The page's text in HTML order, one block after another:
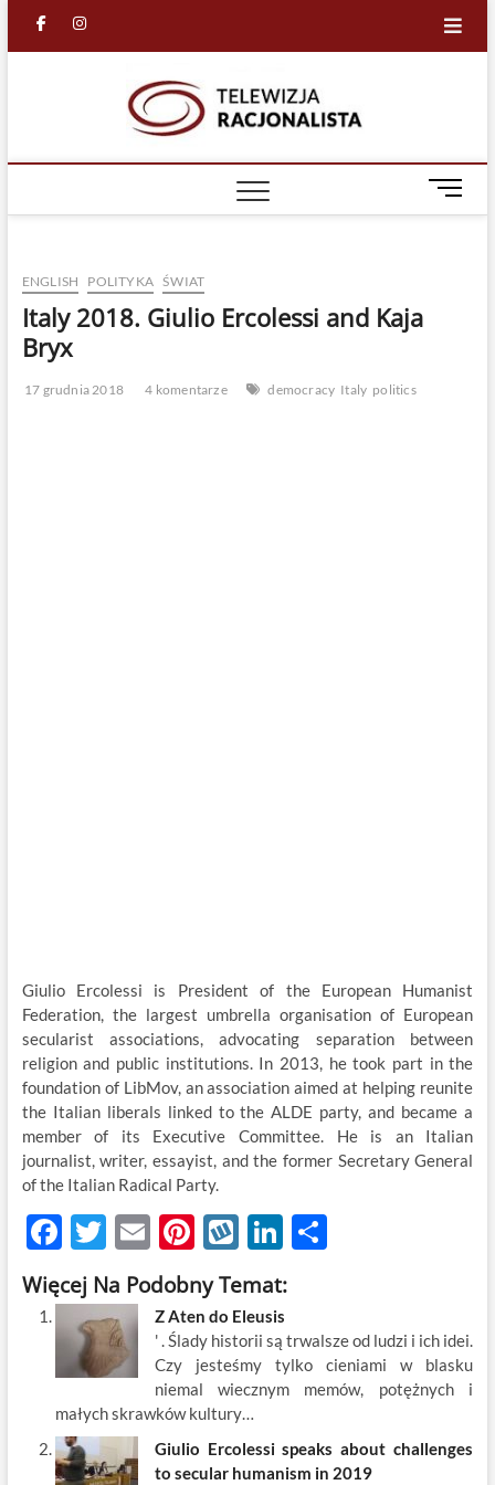
facebook
in
M
e
ENGLISH POLITYKA ŚWIAT
Italy 2018. Giulio Ercolessi and Kaja
Bryx
17 grudnia 2018 4 komentarze democracy Italy politics
Giulio Ercolessi is President of the European Humanist
Federation, the largest umbrella organisation of European
secularist associations, advocating separation between
religion and public institutions. In 2013, he took part in the
foundation of LibMov, an association aimed at helping reunite
the Italian liberals linked to the ALDE party, and became a
member of its Executive Committee. He is an Italian
journalist, writer, essayist, and the former Secretary General
of the Italian Radical Party.
F
ac
e
b
o
o
k
T
w
itt
er
E
m
ail
Pi
nt
er
es
t
W
k
o
p
Li
k
e
dI
n
S
e
Więcej Na Podobny Temat:
Z Aten do Eleusis
' . Ślady historii są trwalsze od ludzi i ich idei.
Czy jesteśmy tylko cieniami w blasku
niemal wiecznym memów, potężnych i
małych skrawków kultury…
Giulio Ercolessi speaks about challenges
to secular humanism in 2019